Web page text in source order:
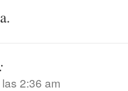
2:36 am